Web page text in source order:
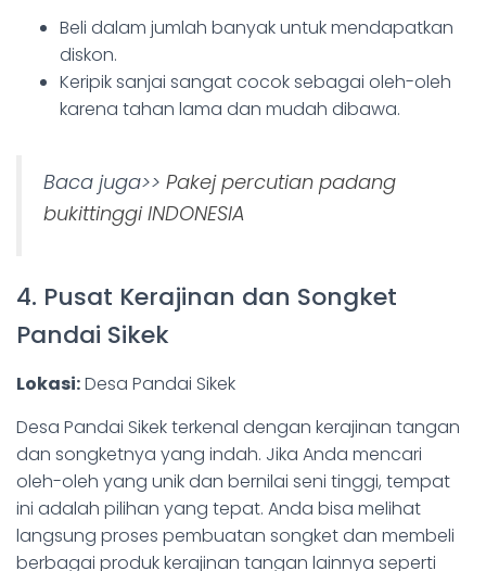
Beli dalam jumlah banyak untuk mendapatkan
diskon.
Keripik sanjai sangat cocok sebagai oleh-oleh
karena tahan lama dan mudah dibawa.
Baca juga>> Pakej percutian padang
bukittinggi INDONESIA
4. Pusat Kerajinan dan Songket
Pandai Sikek
Lokasi:Desa Pandai Sikek
Desa Pandai Sikek terkenal dengan kerajinan tangan
dan songketnya yang indah. Jika Anda mencari
oleh-oleh yang unik dan bernilai seni tinggi, tempat
ini adalah pilihan yang tepat. Anda bisa melihat
langsung proses pembuatan songket dan membeli
berbagai produk kerajinan tangan lainnya seperti